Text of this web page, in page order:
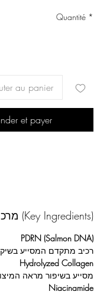
Quantité *
au panier
et payer
מרכיבים עיקריים (Key Ingredients)
PDRN (Salmon DNA)
רכיב מתקדם המסייע
Hydrolyzed Collagen
מסייע בשיפור מראה
Niacinamide